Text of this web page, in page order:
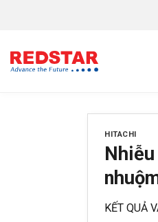
dung
HITACHI
KẾT QUẢ